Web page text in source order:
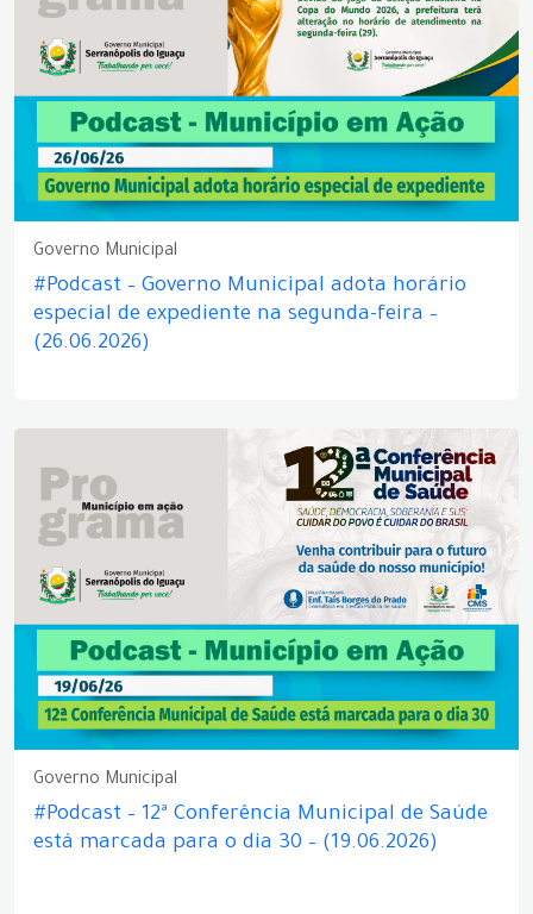
Governo Municipal
#Podcast – Governo Municipal adota horário
especial de expediente na segunda-feira –
(26.06.2026)
Governo Municipal
#Podcast – 12ª Conferência Municipal de Saúde
está marcada para o dia 30 – (19.06.2026)